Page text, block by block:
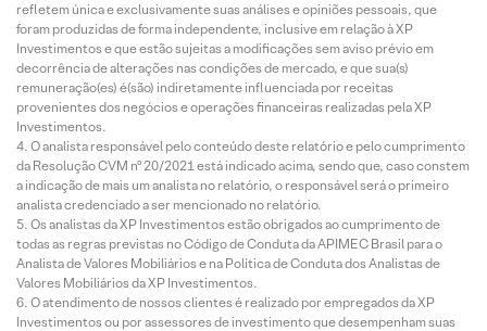
refletem única e exclusivamente suas análises e opiniões pessoais, que
foram produzidas de forma independente, inclusive em relação à XP
Investimentos e que estão sujeitas a modificações sem aviso prévio em
decorrência de alterações nas condições de mercado, e que sua(s)
remuneração(es) é(são) indiretamente influenciada por receitas
provenientes dos negócios e operações financeiras realizadas pela XP
Investimentos.
O analista responsável pelo conteúdo deste relatório e pelo cumprimento
da Resolução CVM nº 20/2021 está indicado acima, sendo que, caso constem
a indicação de mais um analista no relatório, o responsável será o primeiro
analista credenciado a ser mencionado no relatório.
Os analistas da XP Investimentos estão obrigados ao cumprimento de
todas as regras previstas no Código de Conduta da APIMEC Brasil para o
Analista de Valores Mobiliários e na Política de Conduta dos Analistas de
Valores Mobiliários da XP Investimentos.
O atendimento de nossos clientes é realizado por empregados da XP
Investimentos ou por assessores de investimento que desempenham suas